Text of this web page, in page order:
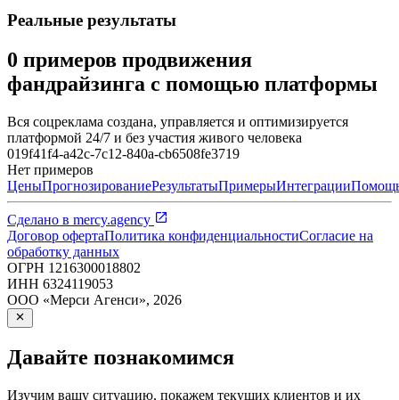
Реальные результаты
0 примеров продвижения
фандрайзинга с помощью платформы
Вся соцреклама создана, управляется и оптимизируется
платформой 24/7 и без участия живого человека
019f41f4-a42c-7c12-840a-cb6508fe3719
Нет примеров
ЦеныПрогнозированиеРезультатыПримерыИнтеграции
Сделано в mercy.agency
Договор офертаПолитика конфиденциальностиСогласие на
обработку данных
ОГРН 1216300018802
ИНН 6324119053
ООО «Мерси Агенси», 2026
Давайте познакомимся
Изучим вашу ситуацию, покажем текущих клиентов и их